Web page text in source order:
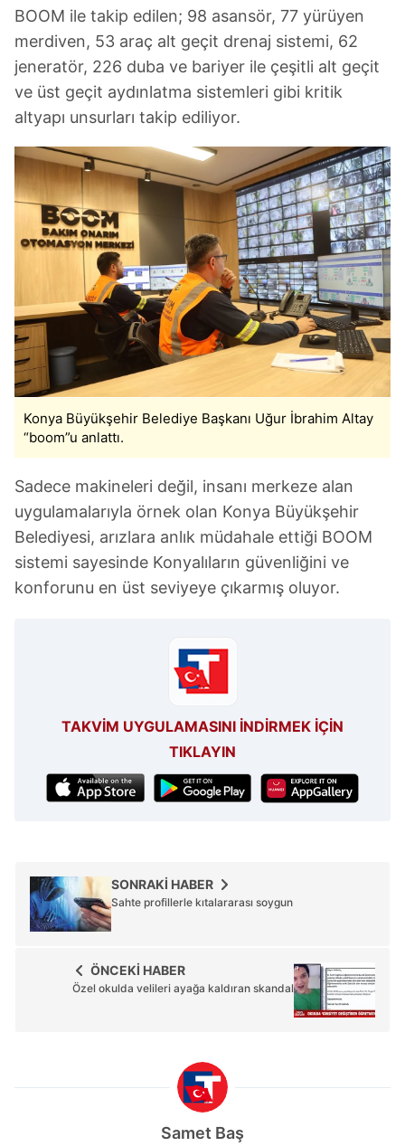
BOOM ile takip edilen; 98 asansör, 77 yürüyen
merdiven, 53 araç alt geçit drenaj sistemi, 62
jeneratör, 226 duba ve bariyer ile çeşitli alt geçit
ve üst geçit aydınlatma sistemleri gibi kritik
altyapı unsurları takip ediliyor.
Konya Büyükşehir Belediye Başkanı Uğur İbrahim Altay
“boom”u anlattı.
Sadece makineleri değil, insanı merkeze alan
uygulamalarıyla örnek olan Konya Büyükşehir
Belediyesi, arızlara anlık müdahale ettiği BOOM
sistemi sayesinde Konyalıların güvenliğini ve
konforunu en üst seviyeye çıkarmış oluyor.
TAKVİM UYGULAMASINI İNDİRMEK İÇİN
TIKLAYIN
SONRAKİ HABER
Sahte profillerle kıtalararası soygun
ÖNCEKİ HABER
Özel okulda velileri ayağa kaldıran skandal
Samet Baş